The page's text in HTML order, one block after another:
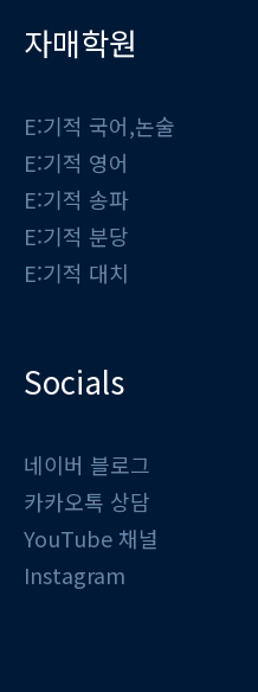
자매학원
E:기적 국어,논술
E:기적 영어
E:기적 송파
E:기적 분당
E:기적 대치
Socials
네이버 블로그
카카오톡 상담
YouTube 채널
Instagram